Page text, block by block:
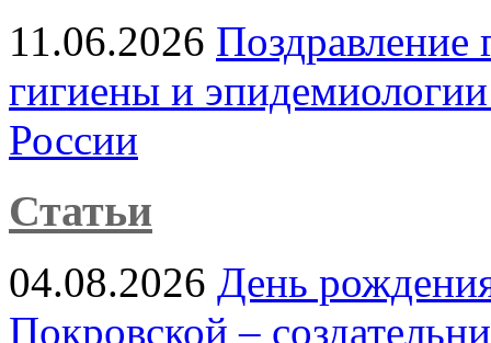
11.06.2026 Поздравление
гигиены и
России
Статьи
04.08.2026 День
Покровской –